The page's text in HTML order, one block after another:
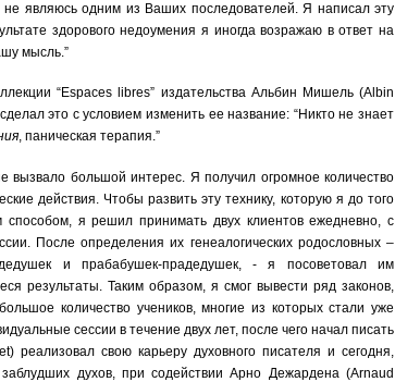
являюсь одним из Ваших последователей. Я написал эту
здорового недоумения я иногда возражаю в ответ на
мысль.”
“Espaces libres” издательства Альбин Мишель (Albin
это с условием изменить ее название: “Никто не знает
, паническая терапия.”
вызвало большой интерес. Я получил огромное количество
действия. Чтобы развить эту технику, которую я до того
способом, я решил принимать двух клиентов ежедневно, с
После определения их генеалогических родословных –
и прабабушек-прадедушек, - я посоветовал им
результаты. Таким образом, я смог вывести ряд законов,
количество учеников, многие из которых стали уже
сессии в течение двух лет, после чего начал писать
реализовал свою карьеру духовного писателя и сегодня,
духов, при содействии Арно Дежардена (Arnaud